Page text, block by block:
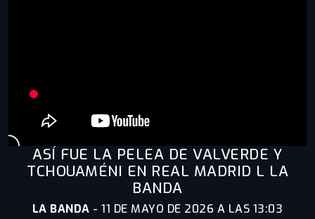
ASÍ FUE LA PELEA DE VALVERDE Y
TCHOUAMÉNI EN REAL MADRID L LA
BANDA
LA BANDA -11 DE MAYO DE 2026 A LAS 13:03